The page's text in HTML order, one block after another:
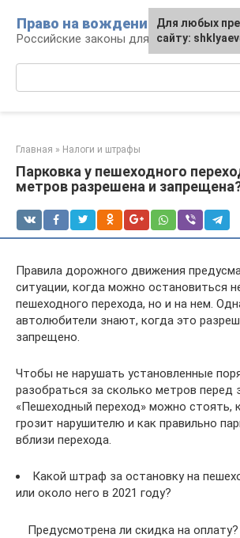
контенту
Право на вождение
Российские законы для
Главная » Налоги и штрафы
Парковка у пешеходного
метров разрешена и
Правила дорожного движения
ситуации, когда можно остановиться
пешеходного перехода, но и на нем.
автолюбители знают, когда это
запрещено.
Чтобы не нарушать установленные
разобраться за сколько метров перед
«Пешеходный переход» можно стоять,
грозит нарушителю и как правильно
вблизи перехода.
Какой штраф за остановку на
или около него в 2021 году?
Предусмотрена ли скидка на оплату?
Для любых
сайту: